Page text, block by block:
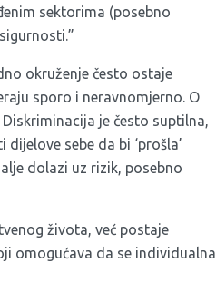
sektorima (posebno
okruženje često ostaje
sporo i neravnomjerno. O
je često suptilna,
sebe da bi ‘prošla’
dolazi uz rizik, posebno
života, već postaje
omogućava da se individualna